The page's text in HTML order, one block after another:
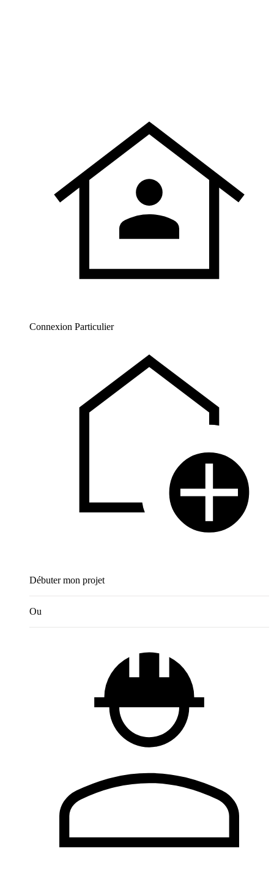
Connexion Particulier
Débuter mon projet
Ou